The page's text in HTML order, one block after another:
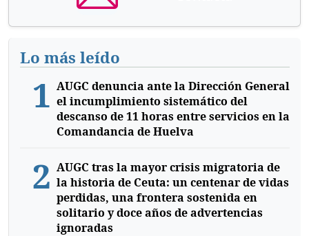
Lo más leído
1 AUGC denuncia ante la Dirección General
el incumplimiento sistemático del
descanso de 11 horas entre servicios en la
Comandancia de Huelva
2 AUGC tras la mayor crisis migratoria de
la historia de Ceuta: un centenar de vidas
perdidas, una frontera sostenida en
solitario y doce años de advertencias
ignoradas